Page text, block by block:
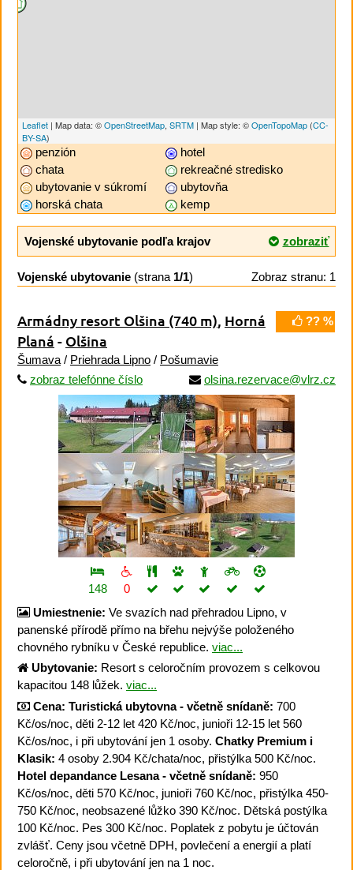
Leaflet | Map data: ©OpenStreetMap, SRTM | Map style: ©OpenTopoMap (CC-
BY-SA)
penzión
hotel
chata
rekreačné stredisko
ubytovanie v súkromí
ubytovňa
horská chata
kemp
Vojenské ubytovanie podľa krajov zobraziť
Vojenské ubytovanie (strana 1/1) Zobraz stranu: 1
?? %
Armádny resort Olšina (740 m), Horná
Planá - Olšina
Šumava / Priehrada Lipno / Pošumavie
zobraz telefónne číslo
olsina.rezervace@vlrz.cz
148
0
Umiestnenie: Ve svazích nad přehradou Lipno, v
panenské přírodě přímo na břehu nejvýše položeného
chovného rybníku v České republice. viac...
Ubytovanie: Resort s celoročním provozem s celkovou
kapacitou 148 lůžek. viac...
Cena: Turistická ubytovna - včetně snídaně: 700
Kč/os/noc, děti 2-12 let 420 Kč/noc, junioři 12-15 let 560
Kč/os/noc, i při ubytování jen 1 osoby. Chatky Premium i
Klasik: 4 osoby 2.904 Kč/chata/noc, přistýlka 500 Kč/noc.
Hotel depandance Lesana - včetně snídaně: 950
Kč/os/noc, děti 570 Kč/noc, junioři 760 Kč/noc, přistýlka 450-
750 Kč/noc, neobsazené lůžko 390 Kč/noc. Dětská postýlka
100 Kč/noc. Pes 300 Kč/noc. Poplatek z pobytu je účtován
zvlášť. Ceny jsou včetně DPH, povlečení a energií a platí
celoročně, i při ubytování jen na 1 noc.